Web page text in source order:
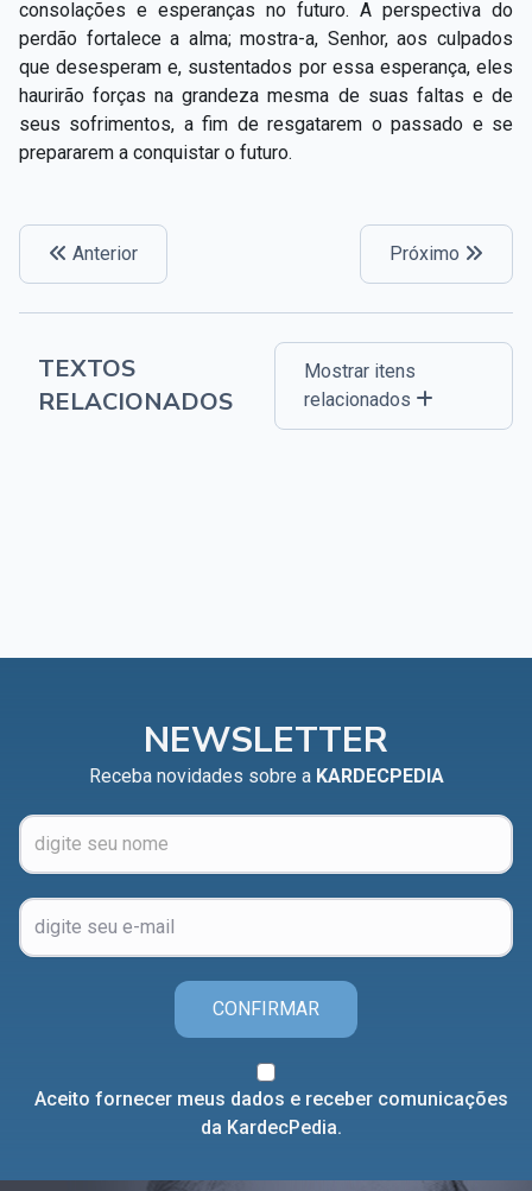
consolações e esperanças no futuro. A perspectiva do
perdão fortalece a alma; mostra-a, Senhor, aos culpados
que desesperam e, sustentados por essa esperança, eles
haurirão forças na grandeza mesma de suas faltas e de
seus sofrimentos, a fim de resgatarem o passado e se
prepararem a conquistar o futuro.
Anterior Próximo
TEXTOS
RELACIONADOS
Mostrar itens
relacionados
NEWSLETTER
Receba novidades sobre a KARDECPEDIA
CONFIRMAR
Aceito fornecer meus dados e receber comunicações
da KardecPedia.